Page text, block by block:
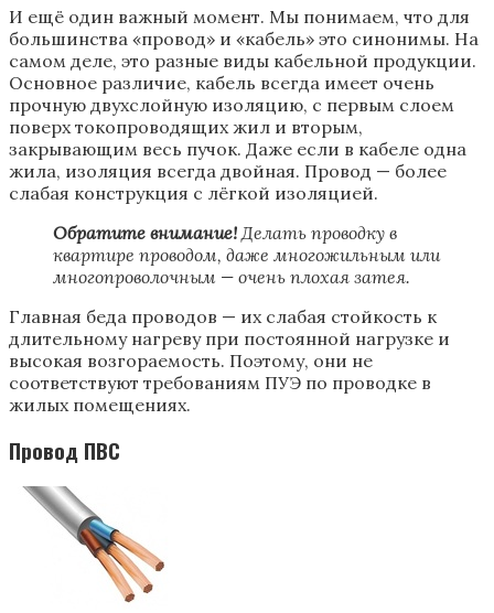
И ещё один важный момент. Мы понимаем, что для
большинства «провод» и «кабель» это синонимы. На
самом деле, это разные виды кабельной продукции.
Основное различие, кабель всегда имеет очень
прочную двухслойную изоляцию, с первым слоем
поверх токопроводящих жил и вторым,
закрывающим весь пучок. Даже если в кабеле одна
жила, изоляция всегда двойная. Провод — более
слабая конструкция с лёгкой изоляцией.
Обратите внимание! Делать проводку в
квартире проводом, даже многожильным или
многопроволочным — очень плохая затея.
Главная беда проводов — их слабая стойкость к
длительному нагреву при постоянной нагрузке и
высокая возгораемость. Поэтому, они не
соответствуют требованиям ПУЭ по проводке в
жилых помещениях.
Провод ПВС